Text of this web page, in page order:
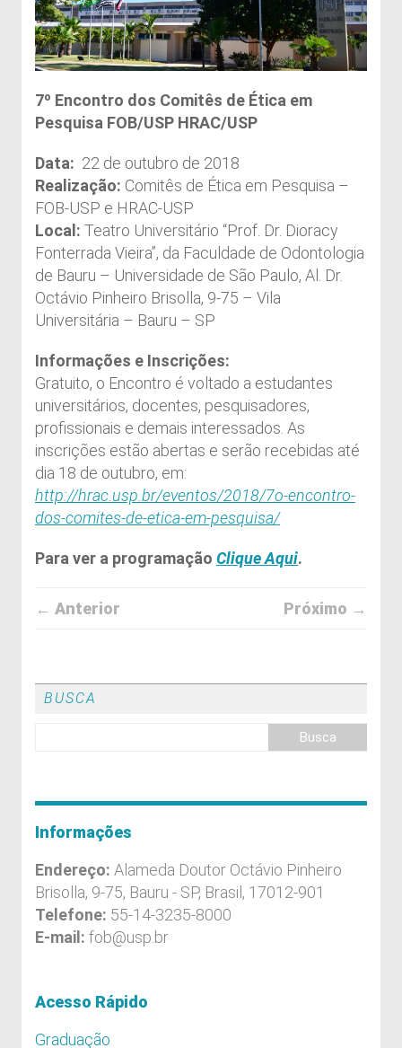
7º Encontro dos Comitês de Ética em
Pesquisa FOB/USP HRAC/USP
Data: 22 de outubro de 2018
Realização: Comitês de Ética em Pesquisa –
FOB-USP e HRAC-USP
Local: Teatro Universitário “Prof. Dr. Dioracy
Fonterrada Vieira”, da Faculdade de Odontologia
de Bauru – Universidade de São Paulo, Al. Dr.
Octávio Pinheiro Brisolla, 9-75 – Vila
Universitária – Bauru – SP
Informações e Inscrições:
Gratuito, o Encontro é voltado a estudantes
universitários, docentes, pesquisadores,
profissionais e demais interessados. As
inscrições estão abertas e serão recebidas até
dia 18 de outubro, em:
http://hrac.usp.br/eventos/2018/7o-encontro-
dos-comites-de-etica-em-pesquisa/
Para ver a programação Clique Aqui.
← Anterior Próximo →
BUSCA
Informações
Endereço: Alameda Doutor Octávio Pinheiro
Brisolla, 9-75, Bauru - SP, Brasil, 17012-901
Telefone: 55-14-3235-8000
E-mail: fob@usp.br
Acesso Rápido
Graduação